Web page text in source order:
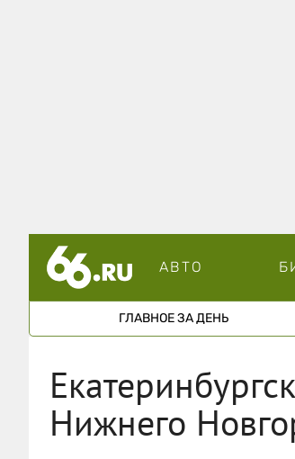
АВТО
ГЛАВНОЕ ЗА ДЕНЬ
Нижнего